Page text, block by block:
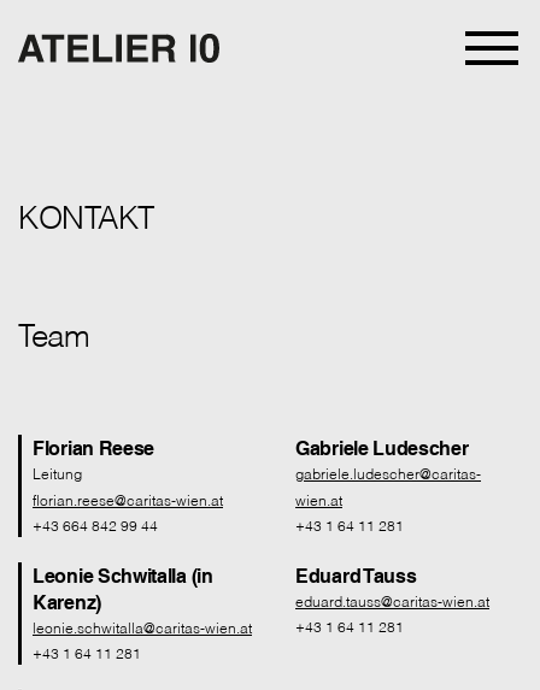
KONTAKT
Team
Florian Reese
Leitung
florian.reese@caritas-wien.at
+43 664 842 99 44
Gabriele Ludescher
gabriele.ludescher@caritas-
wien.at
+43 1 64 11 281
Leonie Schwitalla (in
Karenz)
leonie.schwitalla@caritas-wien.at
+43 1 64 11 281
Eduard Tauss
eduard.tauss@caritas-wien.at
+43 1 64 11 281